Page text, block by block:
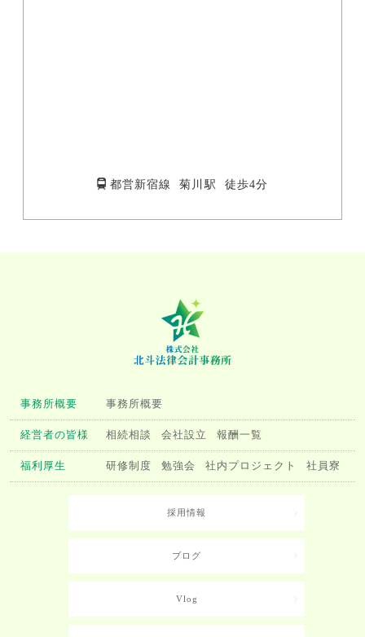
都営新宿線 菊川駅 徒歩4分
事務所概要 事務所概要
経営者の皆様 相続相談 会社設立 報酬一覧
福利厚生 研修制度 勉強会 社内プロジェクト 社員寮
採用情報
ブログ
Vlog